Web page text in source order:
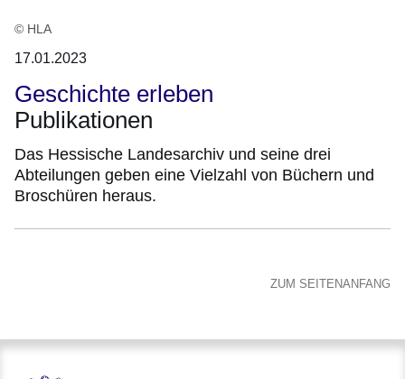
© HLA
17.01.2023
Geschichte erleben
Publikationen
Das Hessische Landesarchiv und seine drei
Abteilungen geben eine Vielzahl von Büchern und
Broschüren heraus.
ZUM SEITENANFANG